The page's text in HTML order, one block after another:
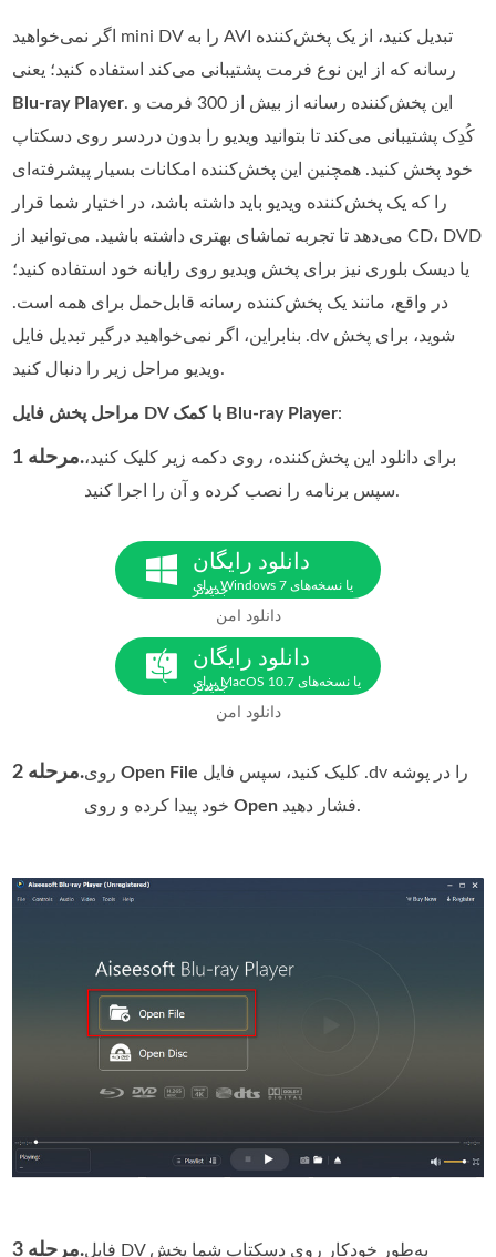
اگر نمی‌خواهید mini DV را به AVI تبدیل کنید، از یک پخش‌کننده
رسانه که از این نوع فرمت پشتیبانی می‌کند استفاده کنید؛ یعنی
Blu-ray Player. این پخش‌کننده رسانه از بیش از 300 فرمت و
کُدِک پشتیبانی می‌کند تا بتوانید ویدیو را بدون دردسر روی دسکتاپ
خود پخش کنید. همچنین این پخش‌کننده امکانات بسیار پیشرفته‌ای
را که یک پخش‌کننده ویدیو باید داشته باشد، در اختیار شما قرار
می‌دهد تا تجربه تماشای بهتری داشته باشید. می‌توانید از CD، DVD
یا دیسک بلوری نیز برای پخش ویدیو روی رایانه خود استفاده کنید؛
در واقع، مانند یک پخش‌کننده رسانه قابل‌حمل برای همه است.
بنابراین، اگر نمی‌خواهید درگیر تبدیل فایل .dv شوید، برای پخش
ویدیو مراحل زیر را دنبال کنید.
مراحل پخش فایل DV با کمک Blu-ray Player:
مرحله 1.برای دانلود این پخش‌کننده، روی دکمه زیر کلیک کنید،
سپس برنامه را نصب کرده و آن را اجرا کنید.
دانلود رایگان
برای Windows 7 یا نسخه‌های
جدیدتر
دانلود امن
دانلود رایگان
برای MacOS 10.7 یا نسخه‌های
جدیدتر
دانلود امن
مرحله 2. رویOpen File
خود پیدا کرده و رویOpen فشار دهید.
مرحله 3.فایل DV به‌طور خودکار روی دسکتاپ شما پخش